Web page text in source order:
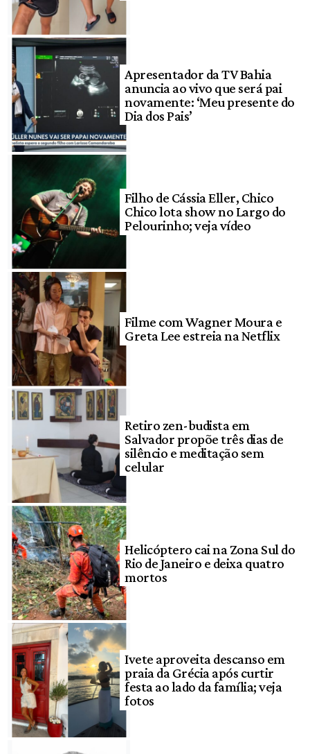
Apresentador da TV Bahia
anuncia ao vivo que será pai
novamente: ‘Meu presente do
Dia dos Pais’
Filho de Cássia Eller, Chico
Chico lota show no Largo do
Pelourinho; veja vídeo
Filme com Wagner Moura e
Greta Lee estreia na Netflix
Retiro zen-budista em
Salvador propõe três dias de
silêncio e meditação sem
celular
Helicóptero cai na Zona Sul do
Rio de Janeiro e deixa quatro
mortos
Ivete aproveita descanso em
praia da Grécia após curtir
festa ao lado da família; veja
fotos